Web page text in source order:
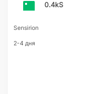
0.4kS
Sensirion
2-4 дня